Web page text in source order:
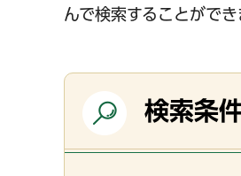
んで検索することができ
検索条